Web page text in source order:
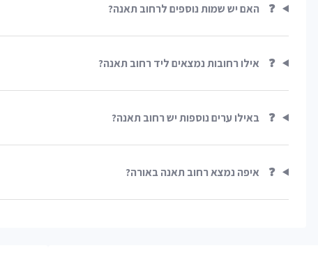
❓ האם יש שמות נוספים לרחוב תאנה?
❓ אילו רחובות נמצאים ליד רחוב תאנה?
❓ באילו ערים נוספות יש רחוב תאנה?
❓ איפה נמצא רחוב תאנה באורה?